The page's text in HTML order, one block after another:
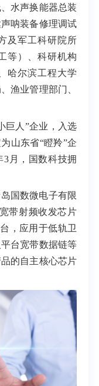
水声换能器总装
呐装备修理调试
及军工科研院所
等）、科研机构
哈尔滨工程大学
渔业管理部门、
巨人”企业，入选
山东省“瞪羚”企
3月，国数科技拥
国数微电子有限
带射频收发芯片
，应用于低轨卫
台宽带数据链等
的自主核心芯片